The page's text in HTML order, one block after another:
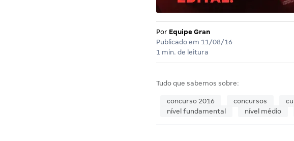
Por Equipe Gran
Publicado em 11/08/16
1 min. de leitura
Tudo que sabemos sobre:
concurso 2016 concursos
nível fundamental
nível médio